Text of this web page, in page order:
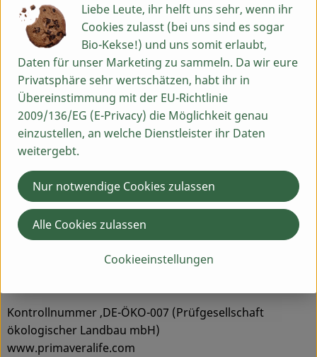
Schönheit das Wohlbefinden fördert und Körper, Geist
und Seele in Einklang bringt. Wir freuen uns, andere
Menschen mit unserer 27jährigen Erfahrung in
Pflanzen- und Aromatherapie inspirieren zu dürfen und
mit ihnen unsere Liebe zur Natur und unseren Respekt
für Mensch und Umwelt zu teilen. Wir haben uns zu
höchster Qualität verpflichtet. Dies bedeutet für uns:
erstklassige Produkte aus naturreinen, biologischen
Zutaten, liebevolle Fürsorge und Verantwortung für
Mensch und Natur sowie faire Beziehungen - zu
unseren Produzenten, Lieferanten, Kunden,
Mitarbeitern, den Menschen, die unsere Vision teilen.
Produkte vonPRIMAVERA
schöpfen ihre Wirkkräfte aus
Pflanzenwelt und schenken Ihnen innere und äußere
Kontrollnummer ,DE-ÖKO-007 (Prüfgesellschaft
ökologischer Landbau mbH)
www.primaveralife.com
Liebe Leute, ihr helft uns sehr, wenn ihr
Cookies zulasst (bei uns sind es sogar
Bio-Kekse!) und uns somit erlaubt,
Daten für unser Marketing zu sammeln. Da wir eure
Privatsphäre sehr wertschätzen, habt ihr in
Übereinstimmung mit der EU-Richtlinie
2009/136/EG (E-Privacy) die Möglichkeit genau
einzustellen, an welche Dienstleister ihr Daten
weitergebt.
Cookieeinstellungen
Nur notwendige Cookies zulassen
Alle Cookies zulassen